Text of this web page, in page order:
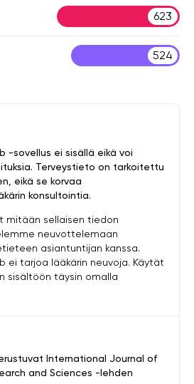
623
524
International Journal of
and Sciences -lehden
-sovellus ei sisällä eikä voi
Terveystieto on tarkoitettu
eikä se korvaa
konsultointia.
mitään sellaisen tiedon
neuvottelemaan
asiantuntijan kanssa.
ei tarjoa lääkärin neuvoja. Käytät
sisältöön täysin omalla